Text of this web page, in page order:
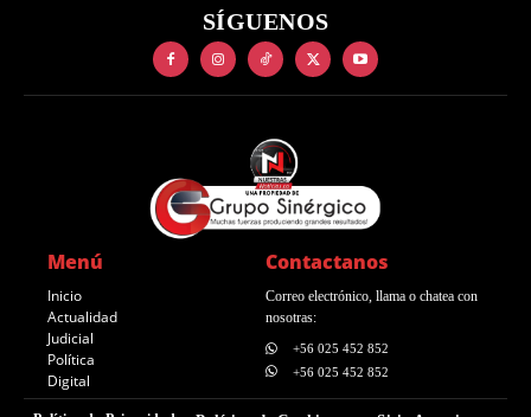
SÍGUENOS
Menú
Inicio
Actualidad
Judicial
Política
Digital
Contactanos
Correo electrónico, llama o chatea con
nosotras:
+56 025 452 852
+56 025 452 852